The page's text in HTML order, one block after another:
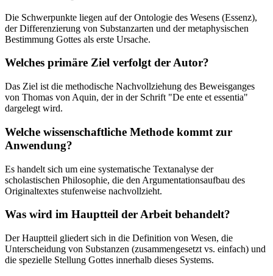
Die Schwerpunkte liegen auf der Ontologie des Wesens (Essenz),
der Differenzierung von Substanzarten und der metaphysischen
Bestimmung Gottes als erste Ursache.
Welches primäre Ziel verfolgt der Autor?
Das Ziel ist die methodische Nachvollziehung des Beweisganges
von Thomas von Aquin, der in der Schrift "De ente et essentia"
dargelegt wird.
Welche wissenschaftliche Methode kommt zur
Anwendung?
Es handelt sich um eine systematische Textanalyse der
scholastischen Philosophie, die den Argumentationsaufbau des
Originaltextes stufenweise nachvollzieht.
Was wird im Hauptteil der Arbeit behandelt?
Der Hauptteil gliedert sich in die Definition von Wesen, die
Unterscheidung von Substanzen (zusammengesetzt vs. einfach) und
die spezielle Stellung Gottes innerhalb dieses Systems.